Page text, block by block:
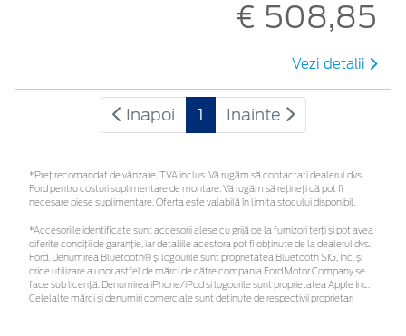
€ 508,85
Vezi detalii
Inapoi 1 Inainte
*Preţ recomandat de vânzare, TVA inclus. Vă rugăm să contactaţi dealerul dvs.
Ford pentru costuri suplimentare de montare. Vă rugăm să rețineți că pot fi
necesare piese suplimentare. Oferta este valabilă în limita stocului disponibil.
*Accesoriile identificate sunt accesorii alese cu grijă de la furnizori terți și pot avea
diferite condiții de garanție, iar detaliile acestora pot fi obținute de la dealerul dvs.
Ford. Denumirea Bluetooth® și logourile sunt proprietatea Bluetooth SIG, Inc. și
orice utilizare a unor astfel de mărci de către compania Ford Motor Company se
face sub licență. Denumirea iPhone/iPod și logourile sunt proprietatea Apple Inc.
Celelalte mărci și denumiri comerciale sunt deținute de respectivii proprietari